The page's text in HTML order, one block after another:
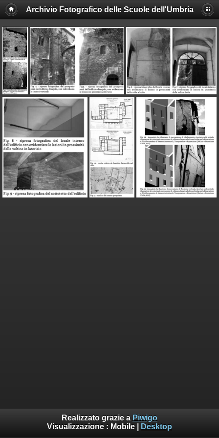
Archivio Fotografico delle Scuole dell'Umbria
Realizzato grazie a Piwigo
Visualizzazione : Mobile Desktop